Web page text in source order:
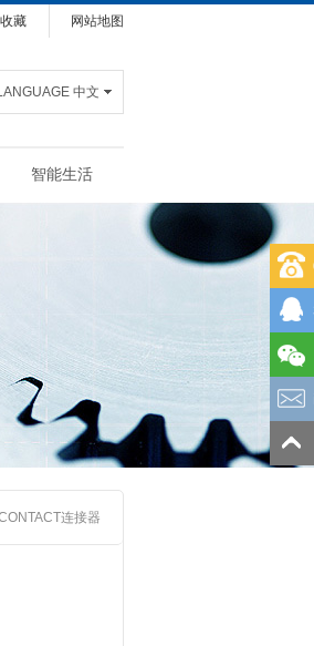
网站地图
藏
中文
智能生活
连接器